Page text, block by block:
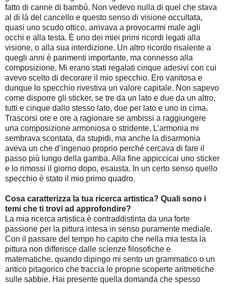
fatto di canne di bambù. Non vedevo nulla di quel che stava
al di là del cancello e questo senso di visione occultata,
quasi uno scudo ottico, arrivava a provocarmi male agli
occhi e alla testa. È uno dei miei primi ricordi legati alla
visione, o alla sua interdizione. Un altro ricordo risalente a
quegli anni è parimenti importante, ma connesso alla
composizione. Mi erano stati regalati cinque adesivi con cui
avevo scelto di decorare il mio specchio. Ero vanitosa e
dunque lo specchio rivestiva un valore capitale. Non sapevo
come disporre gli sticker, se tre da un lato e due da un altro,
tutti e cinque dallo stesso lato, due per lato e uno in cima.
Trascorsi ore e ore a ragionare se ambissi a raggiungere
una composizione armoniosa o stridente. L’armonia mi
sembrava scontata, da stupidi, ma anche la disarmonia
aveva un che d’ingenuo proprio perché cercava di fare il
passo più lungo della gamba. Alla fine appiccicai uno sticker
e lo rimossi il giorno dopo, esausta. In un certo senso quello
specchio è stato il mio primo quadro.
Cosa caratterizza la tua ricerca artistica? Quali sono i
temi che ti trovi ad approfondire?
La mia ricerca artistica è contraddistinta da una forte
passione per la pittura intesa in senso puramente mediale.
Con il passare del tempo ho capito che nella mia testa la
pittura non differisce dalle scienze filosofiche e
matematiche, quando dipingo mi sento un grammatico o un
antico pitagorico che traccia le proprie scoperte aritmetiche
sulle sabbie. Hai presente quella domanda che spesso